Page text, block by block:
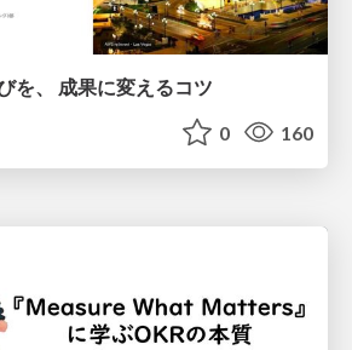
を、 成果に変えるコツ
0 160